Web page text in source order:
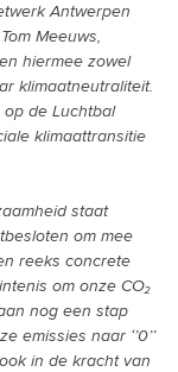
Antwerpen
Meeuws,
hiermee zowel
klimaatneutraliteit.
de Luchtbal
klimaattransitie
staat
om mee
reeks concrete
om onze CO₂
nog een stap
naar ‘’0’’
in de kracht van